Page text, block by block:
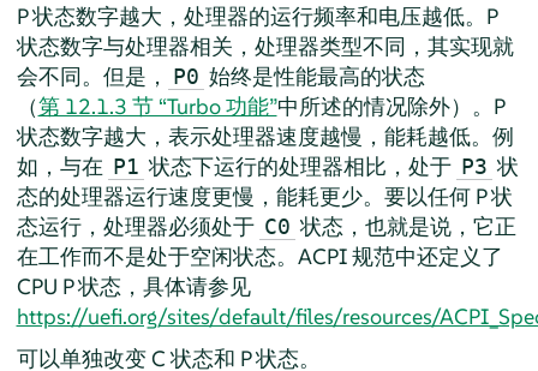
P 状态数字越大，处理器的运行频率和电压越低。P
状态数字与处理器相关，处理器类型不同，其实现就
会不同。但是， P0 始终是性能最高的状态
（第 12.1.3 节 “Turbo 功能”中所述的情况除外）。P
状态数字越大，表示处理器速度越慢，能耗越低。例
如，与在 P1 状态下运行的处理器相比，处于 P3 状
态的处理器运行速度更慢，能耗更少。要以任何 P 状
态运行，处理器必须处于 C0 状态，也就是说，它正
在工作而不是处于空闲状态。ACPI 规范中还定义了
CPU P 状态，具体请参见
https://uefi.org/sites/default/files/resources/
可以单独改变 C 状态和 P 状态。